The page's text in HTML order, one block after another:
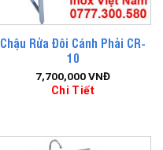
Chậu Rửa Đôi Cánh Phải CR-
10
7,700,000VNĐ
Chi Tiết